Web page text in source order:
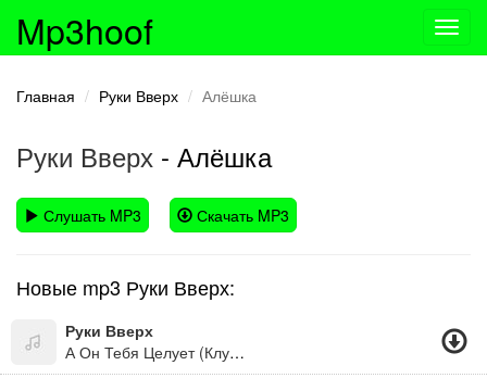
Mp3hoof
Главная Руки Вверх Алёшка
Руки Вверх - Алёшка
Слушать MP3 Скачать MP3
Новые mp3 Руки Вверх:
Руки Вверх
А Он Тебя Целует (Клуб Микс)